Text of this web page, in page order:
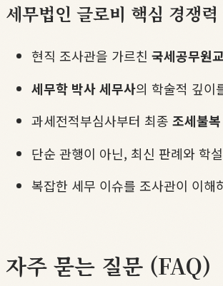
세무법인 글로비 핵심 경쟁력
현직 조사관을 가르친 국세공무원
세무학 박사 세무사의 학술적 깊이
과세전적부심사부터 최종 조세불복
단순 관행이 아닌, 최신 판례와 학
복잡한 세무 이슈를 조사관이 이
자주 묻는 질문 (FAQ)